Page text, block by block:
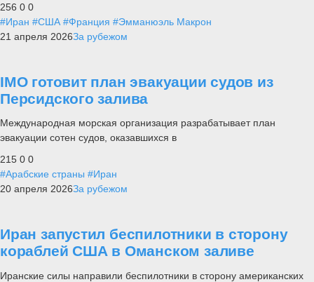
256 0 0
#Иран #США #Франция #Эмманюэль Макрон
21 апреля 2026За рубежом
IMO готовит план эвакуации судов из
Персидского залива
Международная морская организация разрабатывает план
эвакуации сотен судов, оказавшихся в
215 0 0
#Арабские страны #Иран
20 апреля 2026За рубежом
Иран запустил беспилотники в сторону
кораблей США в Оманском заливе
Иранские силы направили беспилотники в сторону американских